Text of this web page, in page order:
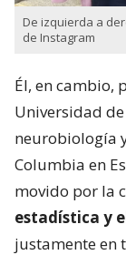
De izquierda a
de Instagram
Él, en cambio,
Universidad
neurobiología
Columbia en
movido por la
estadística y
justamente en